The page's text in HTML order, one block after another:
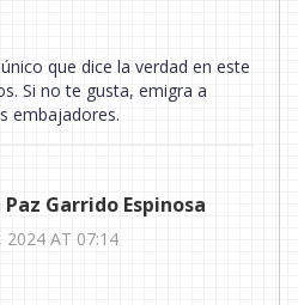
que dice la verdad en este
Si no te gusta, emigra a
embajadores.
Garrido Espinosa
AT 07:14